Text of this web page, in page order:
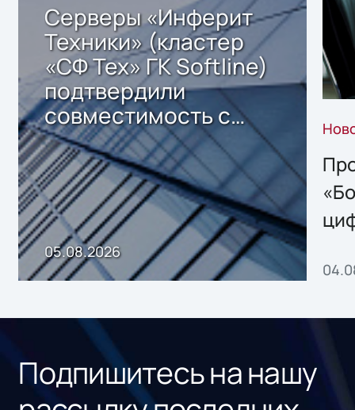
Серверы «Инферит
Техники» (кластер
«СФ Тех» ГК Softline)
подтвердили
совместимость с
решением Sharx
Storage 2.x для
хранения данных
05.08.2026
Подпишитесь на нашу